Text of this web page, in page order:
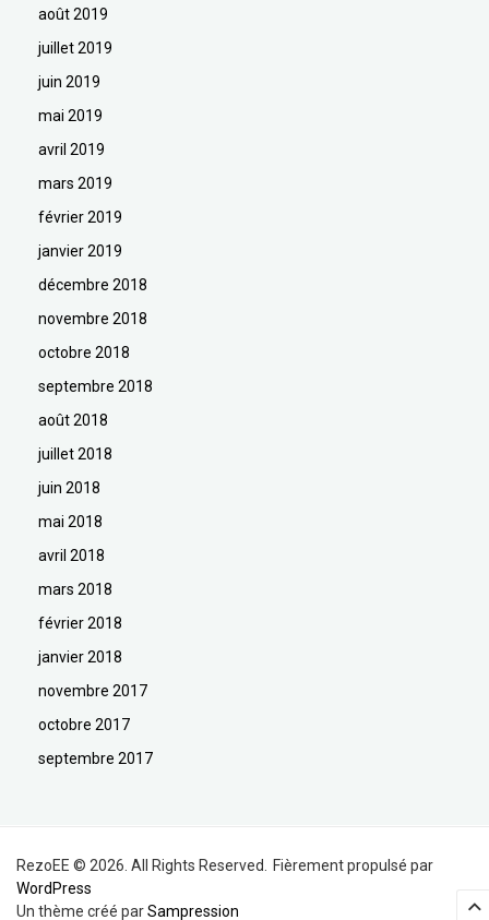
août 2019
juillet 2019
juin 2019
mai 2019
avril 2019
mars 2019
février 2019
janvier 2019
décembre 2018
novembre 2018
octobre 2018
septembre 2018
août 2018
juillet 2018
juin 2018
mai 2018
avril 2018
mars 2018
février 2018
janvier 2018
novembre 2017
octobre 2017
septembre 2017
RezoEE © 2026. All Rights Reserved.
Fièrement propulsé par
WordPress
Un thème créé parSampression